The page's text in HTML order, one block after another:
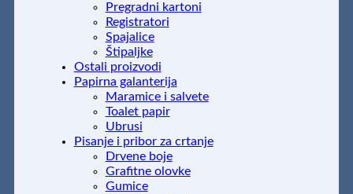
Pregradni kartoni
Registratori
Spajalice
Štipaljke
Ostali proizvodi
Papirna galanterija
Maramice i salvete
Toalet papir
Ubrusi
Pisanje i pribor za crtanje
Drvene boje
Grafitne olovke
Gumice